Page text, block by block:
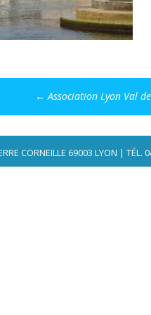
← Association Lyon Val
CORNEILLE 69003 LYON | TÉL.